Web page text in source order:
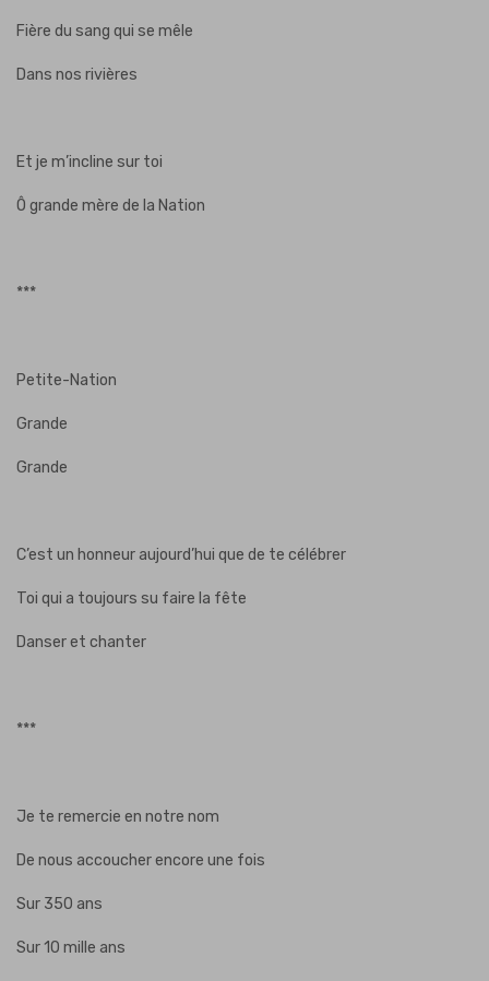
Fière du sang qui se mêle
Dans nos rivières
Et je m’incline sur toi
Ô grande mère de la Nation
***
Petite-Nation
Grande
Grande
C’est un honneur aujourd’hui que de te célébrer
Toi qui a toujours su faire la fête
Danser et chanter
***
Je te remercie en notre nom
De nous accoucher encore une fois
Sur 350 ans
Sur 10 mille ans